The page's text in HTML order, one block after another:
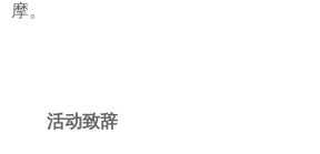
摩。
活动致辞